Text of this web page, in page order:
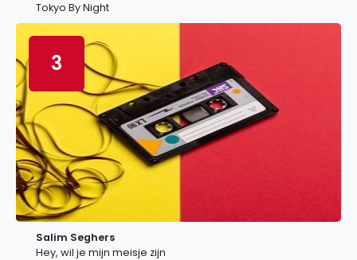
Tokyo By Night
3
Salim Seghers
Hey, wil je mijn meisje zijn